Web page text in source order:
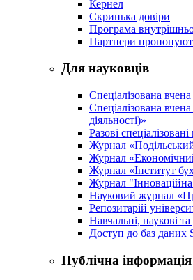
Кернел
Скринька довіри
Програма
Партнери
Для науковців
Спеціалізована
Спеціалізована
діяльності)»
Разові
Журнал «Подільський
Журнал
Журнал «Інститут
Журнал
Науковий журнал
Репозитарій
Навчальні, наукові
Доступ до баз даних
Публічна інформація